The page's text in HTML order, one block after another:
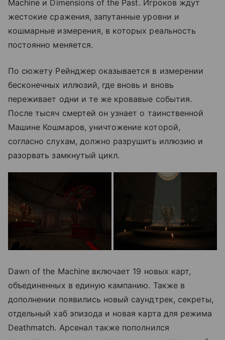
Machine и Dimensions of the Past. Игроков ждут
жестокие сражения, запутанные уровни и
кошмарные измерения, в которых реальность
постоянно меняется.
По сюжету Рейнджер оказывается в измерении
бесконечных иллюзий, где вновь и вновь
переживает одни и те же кровавые события.
После тысяч смертей он узнает о таинственной
Машине Кошмаров, уничтожение которой,
согласно слухам, должно разрушить иллюзию и
разорвать замкнутый цикл.
Dawn of the Machine включает 19 новых карт,
объединенных в единую кампанию. Также в
дополнении появились новый саундтрек, секреты,
отдельный хаб эпизода и новая карта для режима
Deathmatch. Арсенал также пополнился